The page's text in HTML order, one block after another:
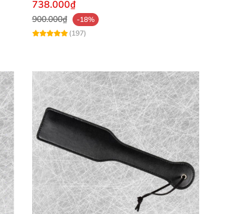
nghiệp) không?
738.000₫
900.000₫
-18%
(197)